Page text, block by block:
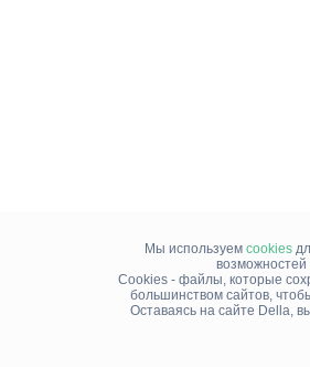
Мы используем cookies
Cookies - файлы, которые
большинством сайтов,
Оставаясь на сайте Della,